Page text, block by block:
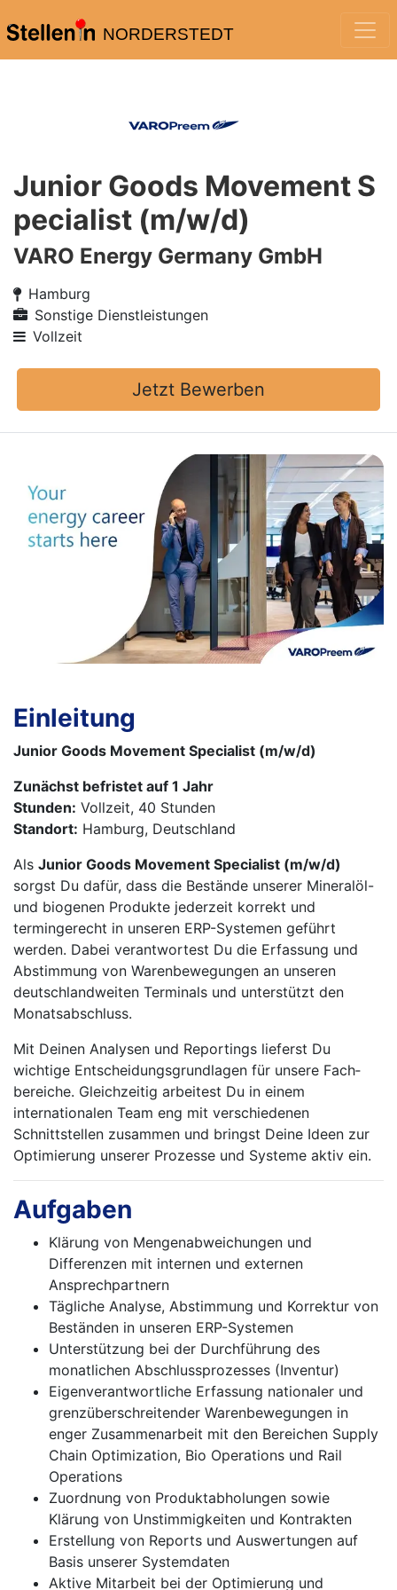
NORDERSTEDT
Junior Goods Movement S
pecialist (m/w/d)
VARO Energy Germany GmbH
Hamburg
Sonstige Dienstleistungen
Vollzeit
Jetzt Bewerben
Einleitung
Junior Goods Movement Specialist (m/w/d)
Zunächst befristet auf 1 Jahr
Stunden: Vollzeit, 40 Stunden
Standort: Hamburg, Deutschland
Als Junior Goods Movement Specialist (m/w/d)
sorgst Du dafür, dass die Bestände unserer Mineralöl-
und biogenen Produkte jederzeit korrekt und
termingerecht in unseren ERP-Systemen geführt
werden. Dabei verantwortest Du die Erfassung und
Abstimmung von Warenbewegungen an unseren
deutschlandweiten Terminals und unterstützt den
Monatsabschluss.
Mit Deinen Analysen und Reportings lieferst Du
wichtige Entscheidungsgrundlagen für unsere Fach­
bereiche. Gleichzeitig arbeitest Du in einem
internationalen Team eng mit verschiedenen
Schnittstellen zusammen und bringst Deine Ideen zur
Optimierung unserer Prozesse und Systeme aktiv ein.
Aufgaben
Klärung von Mengenabweichungen und
Differenzen mit internen und externen
Ansprechpartnern
Tägliche Analyse, Abstimmung und Korrektur von
Beständen in unseren ERP-Systemen
Unterstützung bei der Durchführung des
monatlichen Abschlussprozesses (Inventur)
Eigenverantwortliche Erfassung nationaler und
grenzüberschreitender Warenbewegungen in
enger Zusammenarbeit mit den Bereichen Supply
Chain Optimization, Bio Operations und Rail
Operations
Zuordnung von Produktabholungen sowie
Klärung von Unstimmigkeiten und Kontrakten
Erstellung von Reports und Auswertungen auf
Basis unserer Systemdaten
Aktive Mitarbeit bei der Optimierung und